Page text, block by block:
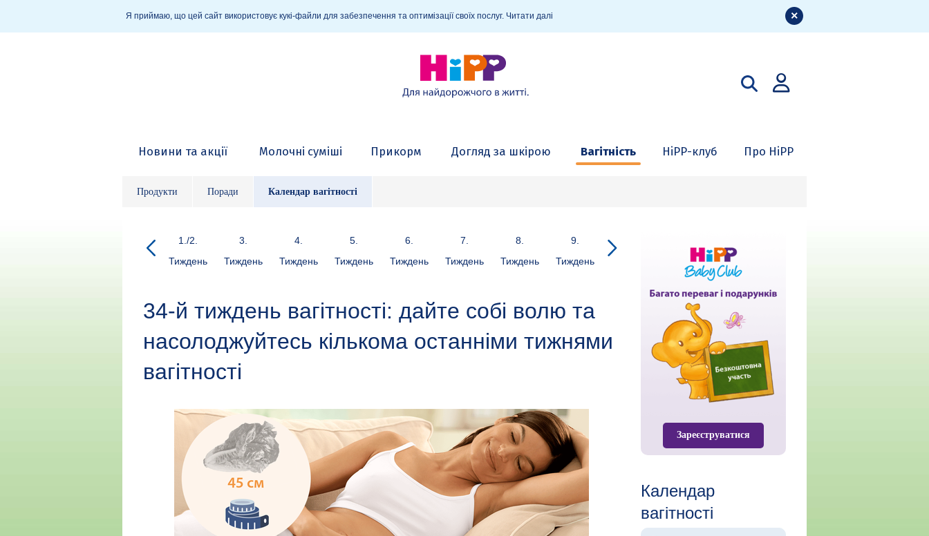
Я приймаю, що цей сайт використовує кукі-файли для забезпечення та оптимізації своїх послуг. Читати далі
Новини та акції Молочні суміші Прикорм Догляд за шкірою Вагітність HiPP-клуб Про HiPP
Продукти Поради Календар вагітності
1./2.
Тиждень
3.
Тиждень
4.
Тиждень
5.
Тиждень
6.
Тиждень
7.
Тиждень
8.
Тиждень
9.
Тиждень
Тиждень
Тиждень
34-й тиждень вагітності: дайте собі волю та
насолоджуйтесь кількома останніми тижнями
вагітності
Зареєструватися
Календар
вагітності